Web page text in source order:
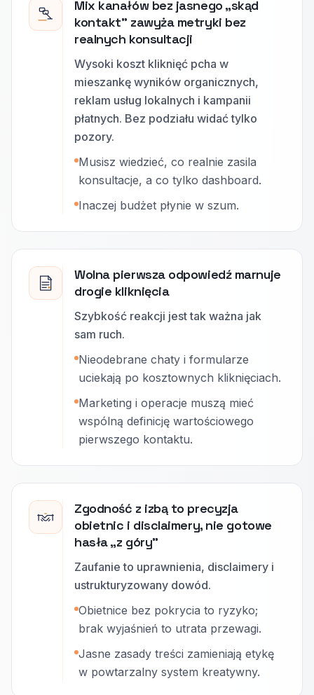
Mix kanałów bez jasnego „skąd
kontakt” zawyża metryki bez
realnych konsultacji
Wysoki koszt kliknięć pcha w
mieszankę wyników organicznych,
reklam usług lokalnych i kampanii
płatnych. Bez podziału widać tylko
pozory.
Musisz wiedzieć, co realnie zasila
konsultacje, a co tylko dashboard.
Inaczej budżet płynie w szum.
Wolna pierwsza odpowiedź marnuje
drogie kliknięcia
Szybkość reakcji jest tak ważna jak
sam ruch.
Nieodebrane chaty i formularze
uciekają po kosztownych kliknięciach.
Marketing i operacje muszą mieć
wspólną definicję wartościowego
pierwszego kontaktu.
Zgodność z izbą to precyzja
obietnic i disclaimery, nie gotowe
hasła „z góry”
Zaufanie to uprawnienia, disclaimery i
ustrukturyzowany dowód.
Obietnice bez pokrycia to ryzyko;
brak wyjaśnień to utrata przewagi.
Jasne zasady treści zamieniają etykę
w powtarzalny system kreatywny.